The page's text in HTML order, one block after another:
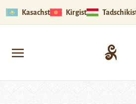
Kasachstan Kirgistan